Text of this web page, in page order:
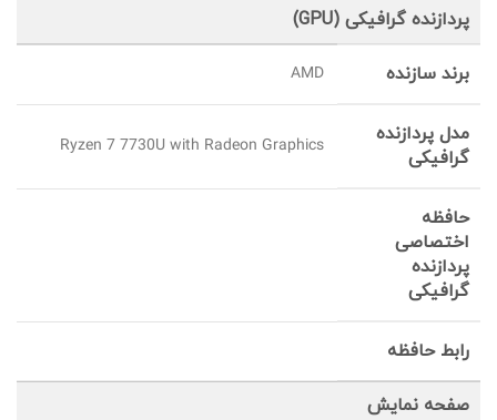
پردازنده گرافیکی (GPU)
برند سازنده AMD
مدل پردازنده
گرافیکی
Ryzen 7 7730U with Radeon Graphics
حافظه
اختصاصی
پردازنده
گرافیکی
رابط حافظه
صفحه نمایش